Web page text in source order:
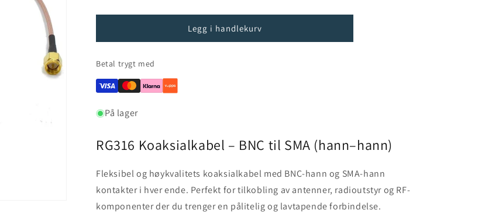
Legg i handlekurv
Betal trygt med
På lager
RG316 Koaksialkabel – BNC til SMA (hann–hann)
Fleksibel og høykvalitets koaksialkabel med BNC-hann og SMA-hann
kontakter i hver ende. Perfekt for tilkobling av antenner, radioutstyr og RF-
komponenter der du trenger en pålitelig og lavtapende forbindelse.